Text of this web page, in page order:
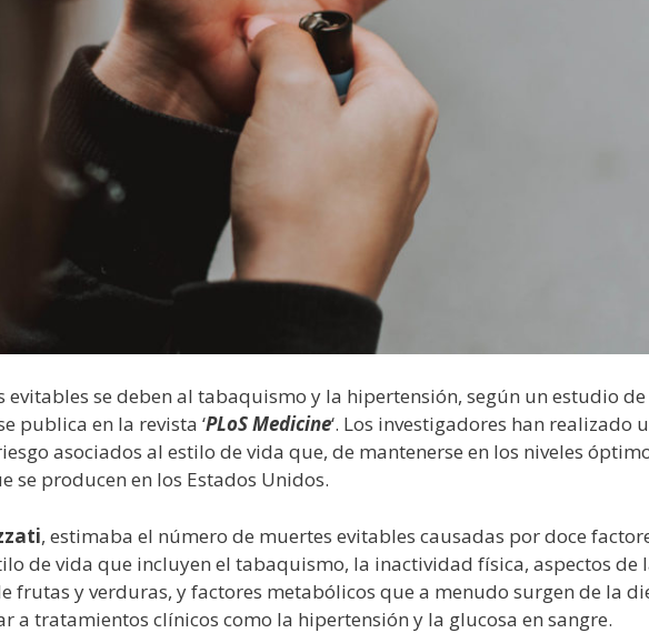
se deben al tabaquismo y la hipertensión, según un estudio de
publica en la revista ‘PLoS Medicine‘. Los investigadores han realizado
asociados al estilo de vida que, de mantenerse en los niveles
se producen en los Estados Unidos.
, estimaba el número de muertes evitables causadas por doce
de vida que incluyen el tabaquismo, la inactividad física, aspectos de
frutas y verduras, y factores metabólicos que a menudo surgen de la
a tratamientos clínicos como la hipertensión y la glucosa en sangre.